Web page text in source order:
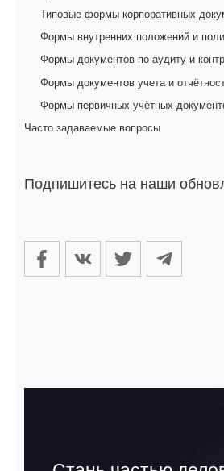
Типовые формы корпоративных
Формы внутренних положений и
Формы документов по аудиту и
Формы документов учета и
Формы первичных учётных
Часто задаваемые вопросы
Подпишитесь на наши